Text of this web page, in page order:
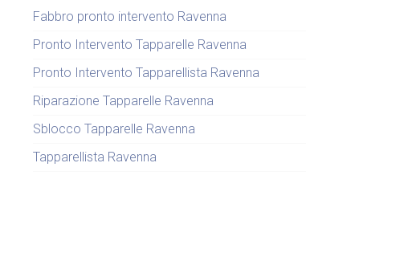
Fabbro pronto intervento Ravenna
Pronto Intervento Tapparelle Ravenna
Pronto Intervento Tapparellista Ravenna
Riparazione Tapparelle Ravenna
Sblocco Tapparelle Ravenna
Tapparellista Ravenna